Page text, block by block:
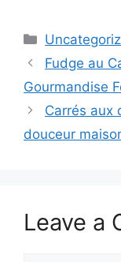
Categories
Fudge au
Gourmandise
Carrés aux
douceur
Leave a